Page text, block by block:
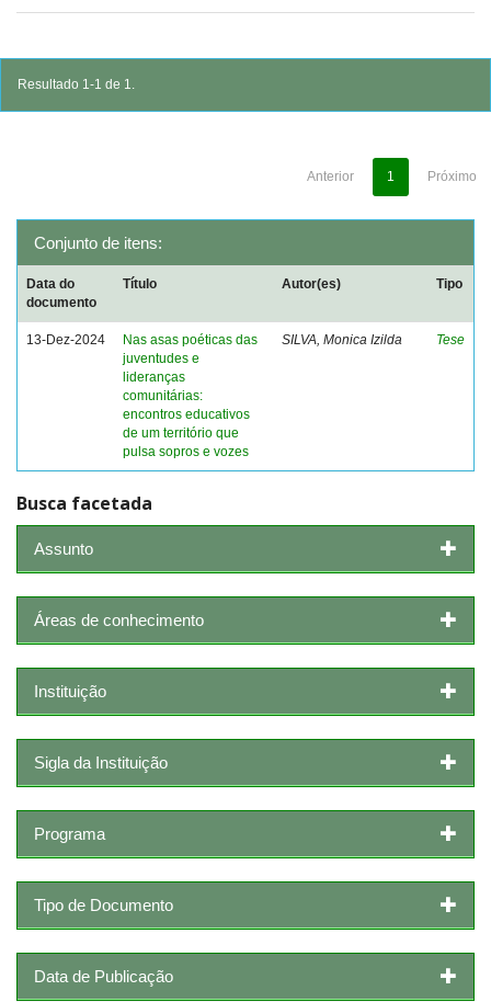
Resultado 1-1 de 1.
Anterior 1 Próximo
Conjunto de itens:
Data do
documento
Título Autor(es) Tipo
13-Dez-2024
Nas asas poéticas das
juventudes e
lideranças
comunitárias:
encontros educativos
de um território que
pulsa sopros e vozes
SILVA, Monica Izilda Tese
Busca facetada
Assunto
Áreas de conhecimento
Instituição
Sigla da Instituição
Programa
Tipo de Documento
Data de Publicação